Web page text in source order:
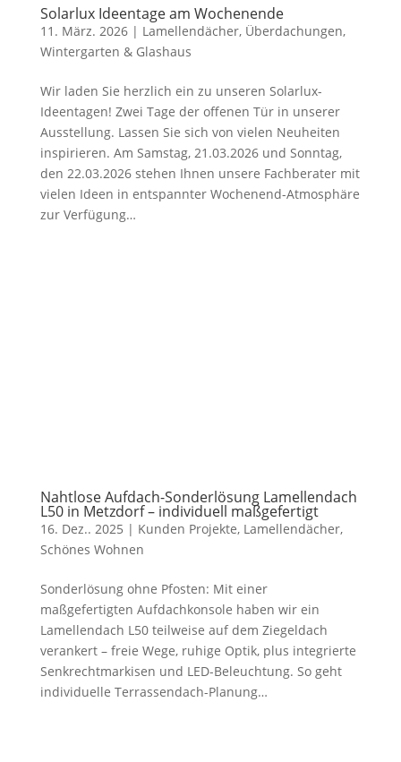
Solarlux Ideentage am Wochenende
11. März. 2026| Lamellendächer, Überdachungen,
Wintergarten & Glashaus
Wir laden Sie herzlich ein zu unseren Solarlux-
Ideentagen! Zwei Tage der offenen Tür in unserer
Ausstellung. Lassen Sie sich von vielen Neuheiten
inspirieren. Am Samstag, 21.03.2026 und Sonntag,
den 22.03.2026 stehen Ihnen unsere Fachberater mit
vielen Ideen in entspannter Wochenend-Atmosphäre
zur Verfügung…
Nahtlose Aufdach-Sonderlösung Lamellendach
L50 in Metzdorf – individuell maßgefertigt
16. Dez.. 2025 | Kunden Projekte, Lamellendächer,
Schönes Wohnen
Sonderlösung ohne Pfosten: Mit einer
maßgefertigten Aufdachkonsole haben wir ein
Lamellendach L50 teilweise auf dem Ziegeldach
verankert – freie Wege, ruhige Optik, plus integrierte
Senkrechtmarkisen und LED-Beleuchtung. So geht
individuelle Terrassendach-Planung…